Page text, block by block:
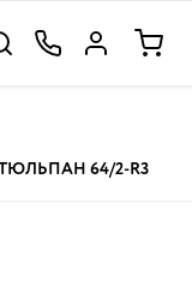
64/2-R3